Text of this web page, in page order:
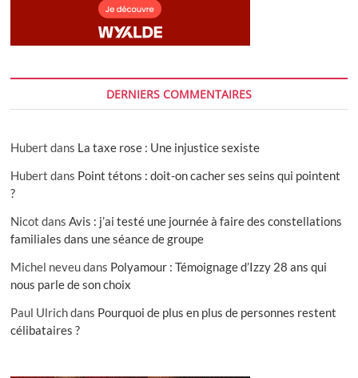
DERNIERS COMMENTAIRES
Hubert dans La taxe rose : Une injustice sexiste
Hubert dans Point tétons : doit-on cacher ses seins qui pointent
?
Nicot dansAvis : j’ai testé une journée à faire des constellations
familiales dans une séance de groupe
Michel neveudans Polyamour : Témoignage d’Izzy 28 ans qui
nous parle de son choix
Paul Ulrichdans Pourquoi de plus en plus de personnes restent
célibataires ?